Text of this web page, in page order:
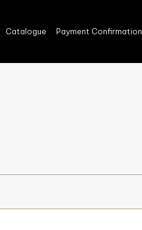
Catalogue Payment Confirmation